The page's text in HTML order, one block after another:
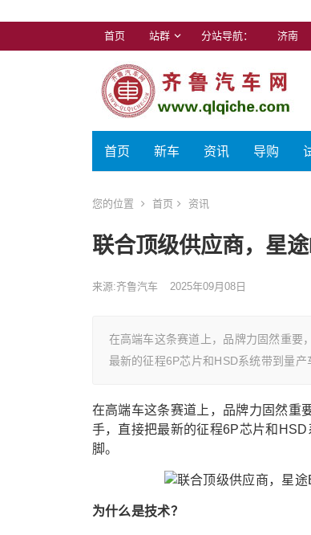
首页 站群 分站导航： 济南
首页 新车 资讯 导购
您的位置 首页 资讯
联合顶级供应商，星
来源:齐鲁汽车 2025年09月08日
在高端车这条赛道上，品牌力固然重要
最新的征程6P芯片和HSD系统带到量产
在高端车这条赛道上，品牌力固然重
手，直接把最新的征程6P芯片和
脚。
为什么是技术？